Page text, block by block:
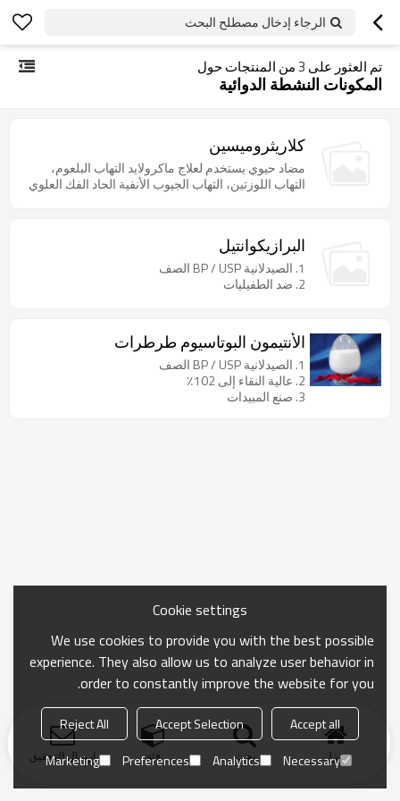
الرجاء إدخال مصطلح البحث
تم العثور على 3من المنتجات حول
المكونات النشطة الدوائية
كلاريثروميسين
مضاد حيوي يستخدم لعلاج ماكرولايد التهاب البلعوم،
التهاب اللوزتين، التهاب الجيوب الأنفية الحاد الفك العلوي
البرازيكوانتيل
1. الصيدلانية BP / USP الصف
2. ضد الطفيليات
الأنتيمون البوتاسيوم طرطرات
1. الصيدلانية BP / USP الصف
2. عالية النقاء إلى 102٪
3. صنع المبيدات
منزل بحث فئة ارسال التحقيق
Cookie settings
We use cookies to provide you with the best possible
experience. They also allow us to analyze user behavior in
order to constantly improve the website for you.
Accept all
Accept Selection
Reject All
Necessary
Analytics
Preferences
Marketing